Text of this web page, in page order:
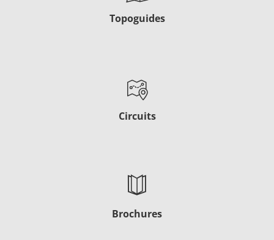
Topoguides
Circuits
Brochures